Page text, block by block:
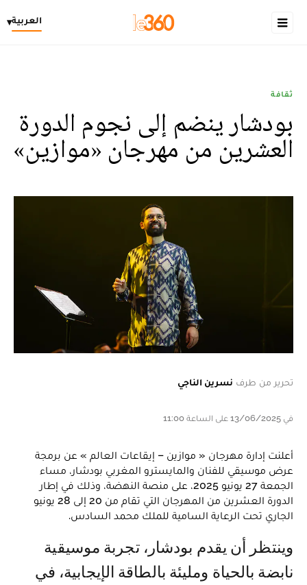
العربية▾
ثقافة
بودشار ينضم إلى نجوم الدورة
العشرين من مهرجان «موازين»
تحرير من طرف نسرين الناجي
في 13/06/2025 على الساعة 11:00
أعلنت إدارة مهرجان « موازين – إيقاعات العالم » عن برمجة
عرض موسيقي للفنان والمايسترو المغربي بودشار، مساء
الجمعة 27 يونيو 2025، على منصة النهضة، وذلك في إطار
الدورة العشرين من المهرجان التي تقام من 20 إلى 28 يونيو
الجاري تحت الرعاية السامية للملك محمد السادس.
وينتظر أن يقدم بودشار، تجربة موسيقية
نابضة بالحياة ومليئة بالطاقة الإيجابية، في